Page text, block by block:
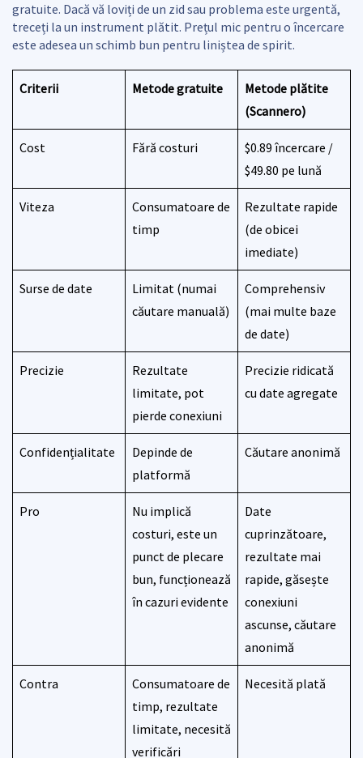
gratuite. Dacă vă loviți de un zid sau problema este urgentă,
treceți la un instrument plătit. Prețul mic pentru o încercare
este adesea un schimb bun pentru liniștea de spirit.
Criterii Metode gratuite
Metode plătite
(Scannero)
Cost Fără costuri
$0.89 încercare /
$49.80 pe lună
Viteza
Consumatoare de
timp
Rezultate rapide
(de obicei
imediate)
Surse de date
Limitat (numai
căutare manuală)
Comprehensiv
(mai multe baze
de date)
Precizie
Rezultate
limitate, pot
pierde conexiuni
Precizie ridicată
cu date agregate
Confidențialitate
Depinde de
platformă
Căutare anonimă
Pro
Nu implică
costuri, este un
punct de plecare
bun, funcționează
în cazuri evidente
Date
cuprinzătoare,
rezultate mai
rapide, găsește
conexiuni
ascunse, căutare
anonimă
Contra
Consumatoare de
timp, rezultate
limitate, necesită
verificări
Necesită plată